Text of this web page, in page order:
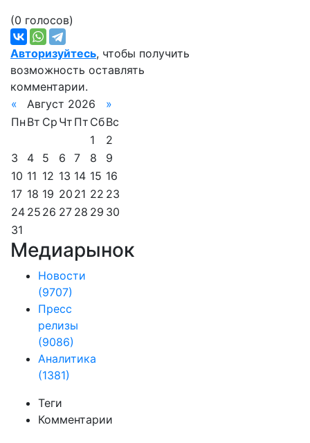
(0 голосов)
Авторизуйтесь, чтобы получить
возможность оставлять
комментарии.
«
Август 2026
»
Пн Вт Ср Чт Пт СбВс
1
2
3
4 5 6 7 8
9
10 11 12 13 14 15 16
17 18 19 20 21 22 23
24 25 26 27 28 29 30
31
Медиарынок
Новости
(9707)
Пресс
релизы
(9086)
Аналитика
(1381)
Теги
Комментарии